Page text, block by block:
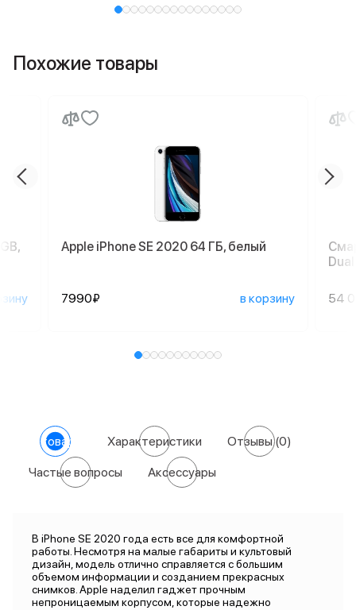
Похожие товары
Apple iPhone SE 2020 64 ГБ, белый
7990₽ в корзину 54
О товаре Характеристики Отзывы(0)
Частые вопросы Аксессуары
В iPhone SE 2020 года есть все для комфортной
работы. Несмотря на малые габариты и культовый
дизайн, модель отлично справляется с большим
объемом информации и созданием прекрасных
снимков. Apple наделил гаджет прочным
непроницаемым корпусом, которые надежно